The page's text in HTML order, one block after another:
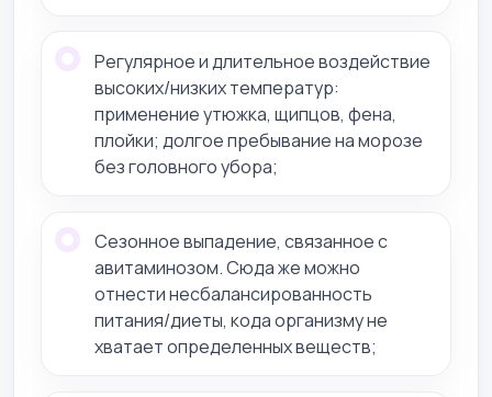
Регулярное и длительное воздействие
высоких/низких температур:
применение утюжка, щипцов, фена,
плойки; долгое пребывание на морозе
без головного убора;
Сезонное выпадение, связанное с
авитаминозом. Сюда же можно
отнести несбалансированность
питания/диеты, кода организму не
хватает определенных веществ;